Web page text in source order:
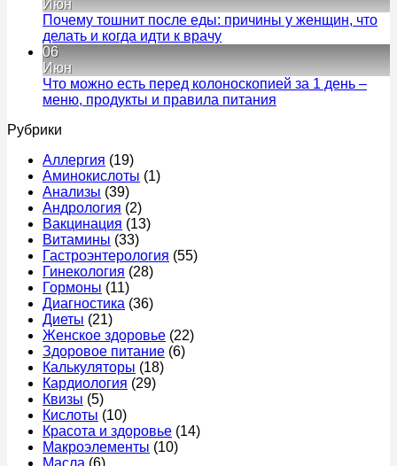
лечит
у
–
без
Июн
Почему тошнит после еды: причины у женщин, что
делать и когда идти к врачуКомментариев
Почему
тошнит
06
Июн
Что можно есть перед колоноскопией за 1 день –
меню, продукты и правила питания
Рубрики
Аллергия (19)
Аминокислоты (1)
Анализы (39)
Андрология (2)
Вакцинация (13)
Витамины (33)
Гастроэнтерология (55)
Гинекология (28)
Гормоны (11)
Диагностика (36)
Диеты (21)
Женское здоровье (22)
Здоровое питание (6)
Калькуляторы (18)
Кардиология (29)
Квизы (5)
Кислоты (10)
Красота и здоровье (14)
Макроэлементы (10)